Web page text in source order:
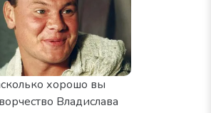
хорошо вы
Владислава